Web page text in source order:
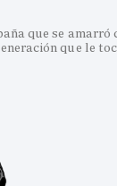
que se amarró
que le